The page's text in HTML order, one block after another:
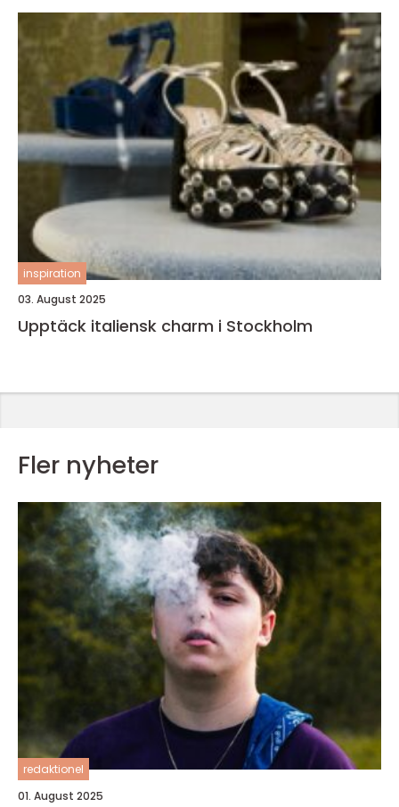
inspiration
03. August 2025
Upptäck italiensk charm i Stockholm
Fler nyheter
redaktionel
01. August 2025